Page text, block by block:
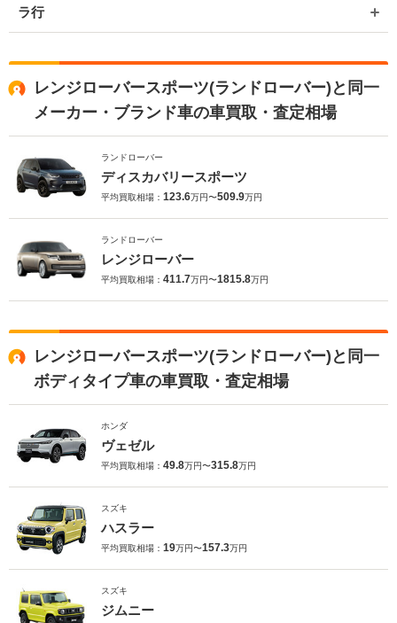
ラ行
レンジローバースポーツ(ランドローバー)と同一
メーカー・ブランド車の車買取・査定相場
ランドローバー
ディスカバリースポーツ
平均買取相場： 123.6万円〜509.9万円
ランドローバー
レンジローバー
平均買取相場： 411.7万円〜1815.8万円
レンジローバースポーツ(ランドローバー)と同一
ボディタイプ車の車買取・査定相場
ホンダ
ヴェゼル
平均買取相場： 49.8万円〜315.8万円
スズキ
ハスラー
平均買取相場： 19万円〜157.3万円
スズキ
ジムニー